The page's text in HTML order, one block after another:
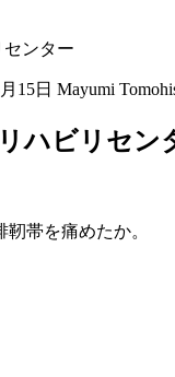
ンター
15日 Mayumi
ハビリセン
帯を痛めたか。